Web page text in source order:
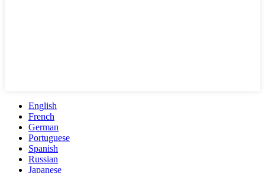
English
French
German
Portuguese
Spanish
Russian
Japanese